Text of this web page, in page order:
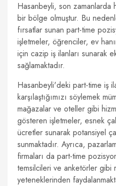
Hasanbeyli, son zamanlarda
bir bölge olmuştur. Bu
fırsatlar sunan part-time
işletmeler, öğrenciler, ev
için cazip iş ilanları sunarak
sağlamaktadır.
Hasanbeyli'deki part-time iş
karşılaştığımızı söylemek
mağazalar ve oteller gibi
gösteren işletmeler, esnek
ücretler sunarak potansiyel
sunmaktadır. Ayrıca,
firmaları da part-time
temsilcileri ve anketörler gibi
yeteneklerinden